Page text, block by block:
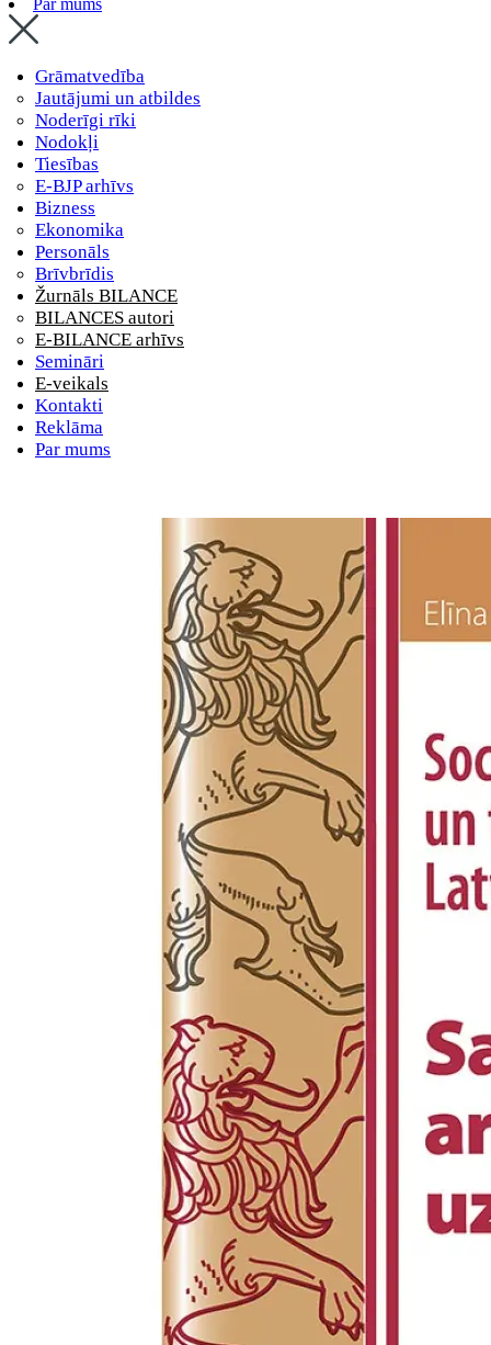
Par mums
Grāmatvedība
Jautājumi un atbildes
Noderīgi rīki
Nodokļi
Tiesības
E-BJP arhīvs
Bizness
Ekonomika
Personāls
Brīvbrīdis
Žurnāls BILANCE
BILANCES autori
E-BILANCE arhīvs
Semināri
E-veikals
Kontakti
Reklāma
Par mums